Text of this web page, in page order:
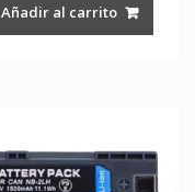
Añadir al carrito